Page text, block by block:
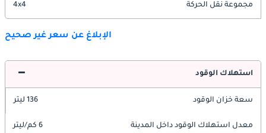
مجموعة نقل الحركة 4x4
الإبلاغ عن سعر غير صحيح
استهلاك الوقود
سعة خزان الوقود 136 ليتر
معدل استهلاك الوقود داخل المدينة 6 كم/ليتر